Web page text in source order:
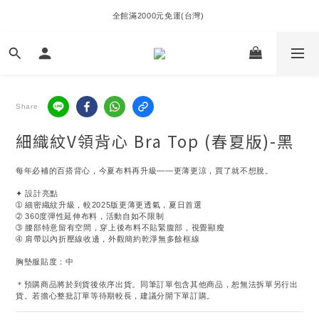
全館滿2000元免運(台灣)
Share
細織紋V領背心 Bra Top (春夏版)-黑
每年必補的百搭背心，今夏布料再升級——更薄更涼，買了就不想脫。
✦ 設計亮點
➀ 細密織紋升級，較2025版更薄更透氣，夏日首選
➁ 360度彈性延伸布料，活動自如不限制
➂ 腰部特意留有空間，穿上後布料不貼緊腹部，視覺顯瘦
➃ 肩帶以內折壓線收邊，外觀簡約乾淨無多餘框線
胸墊服貼度：中
＊預購商品將於到貨後依序出貨。同筆訂單包含其他商品，恕無法拆單另行出
貨。若擔心整批訂單等待期較長，建議分開下單訂購。